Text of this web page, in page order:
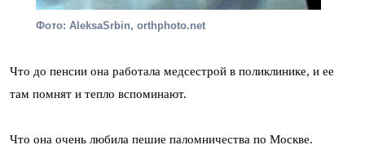
Фото: AleksaSrbin, orthphoto.net
Что до пенсии она работала медсестрой в поликлинике, и ее
там помнят и тепло вспоминают.
Что она очень любила пешие паломничества по Москве.